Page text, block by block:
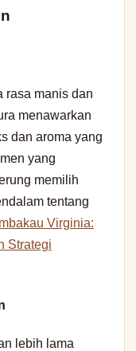
rasa manis dan
menawarkan
dan aroma yang
yang
memilih
tentang
Virginia:
Strategi
lebih lama